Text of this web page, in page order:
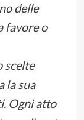
delle
favore o
scelte
la sua
Ogni atto